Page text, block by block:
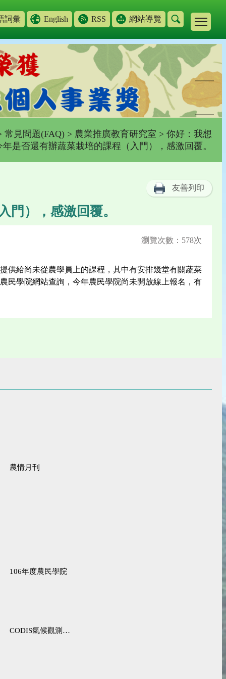
詞彙 English RSS 網站導覽
常見問題(FAQ) > 農業推廣教育研究室 > 你好：我想
是否還有辦蔬菜栽培的課程（入門），感激回覆。
友善列印
門），感激回覆。
瀏覽次數：578次
供給尚未從農學員上的課程，其中有安排幾堂有關蔬菜
民學院網站查詢，今年農民學院尚未開放線上報名，有
農情月刊
106年度農民學院
CODIS氣候觀測資料查詢服務